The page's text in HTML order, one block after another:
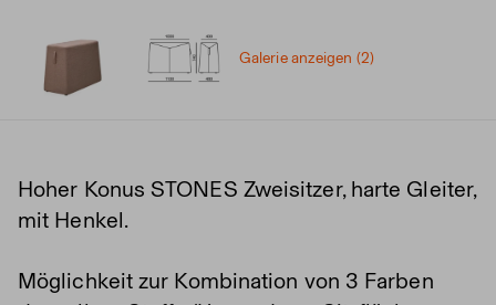
Galerie anzeigen (2)
Hoher Konus STONES Zweisitzer, harte Gleiter,
mit Henkel.
Möglichkeit zur Kombination von 3 Farben